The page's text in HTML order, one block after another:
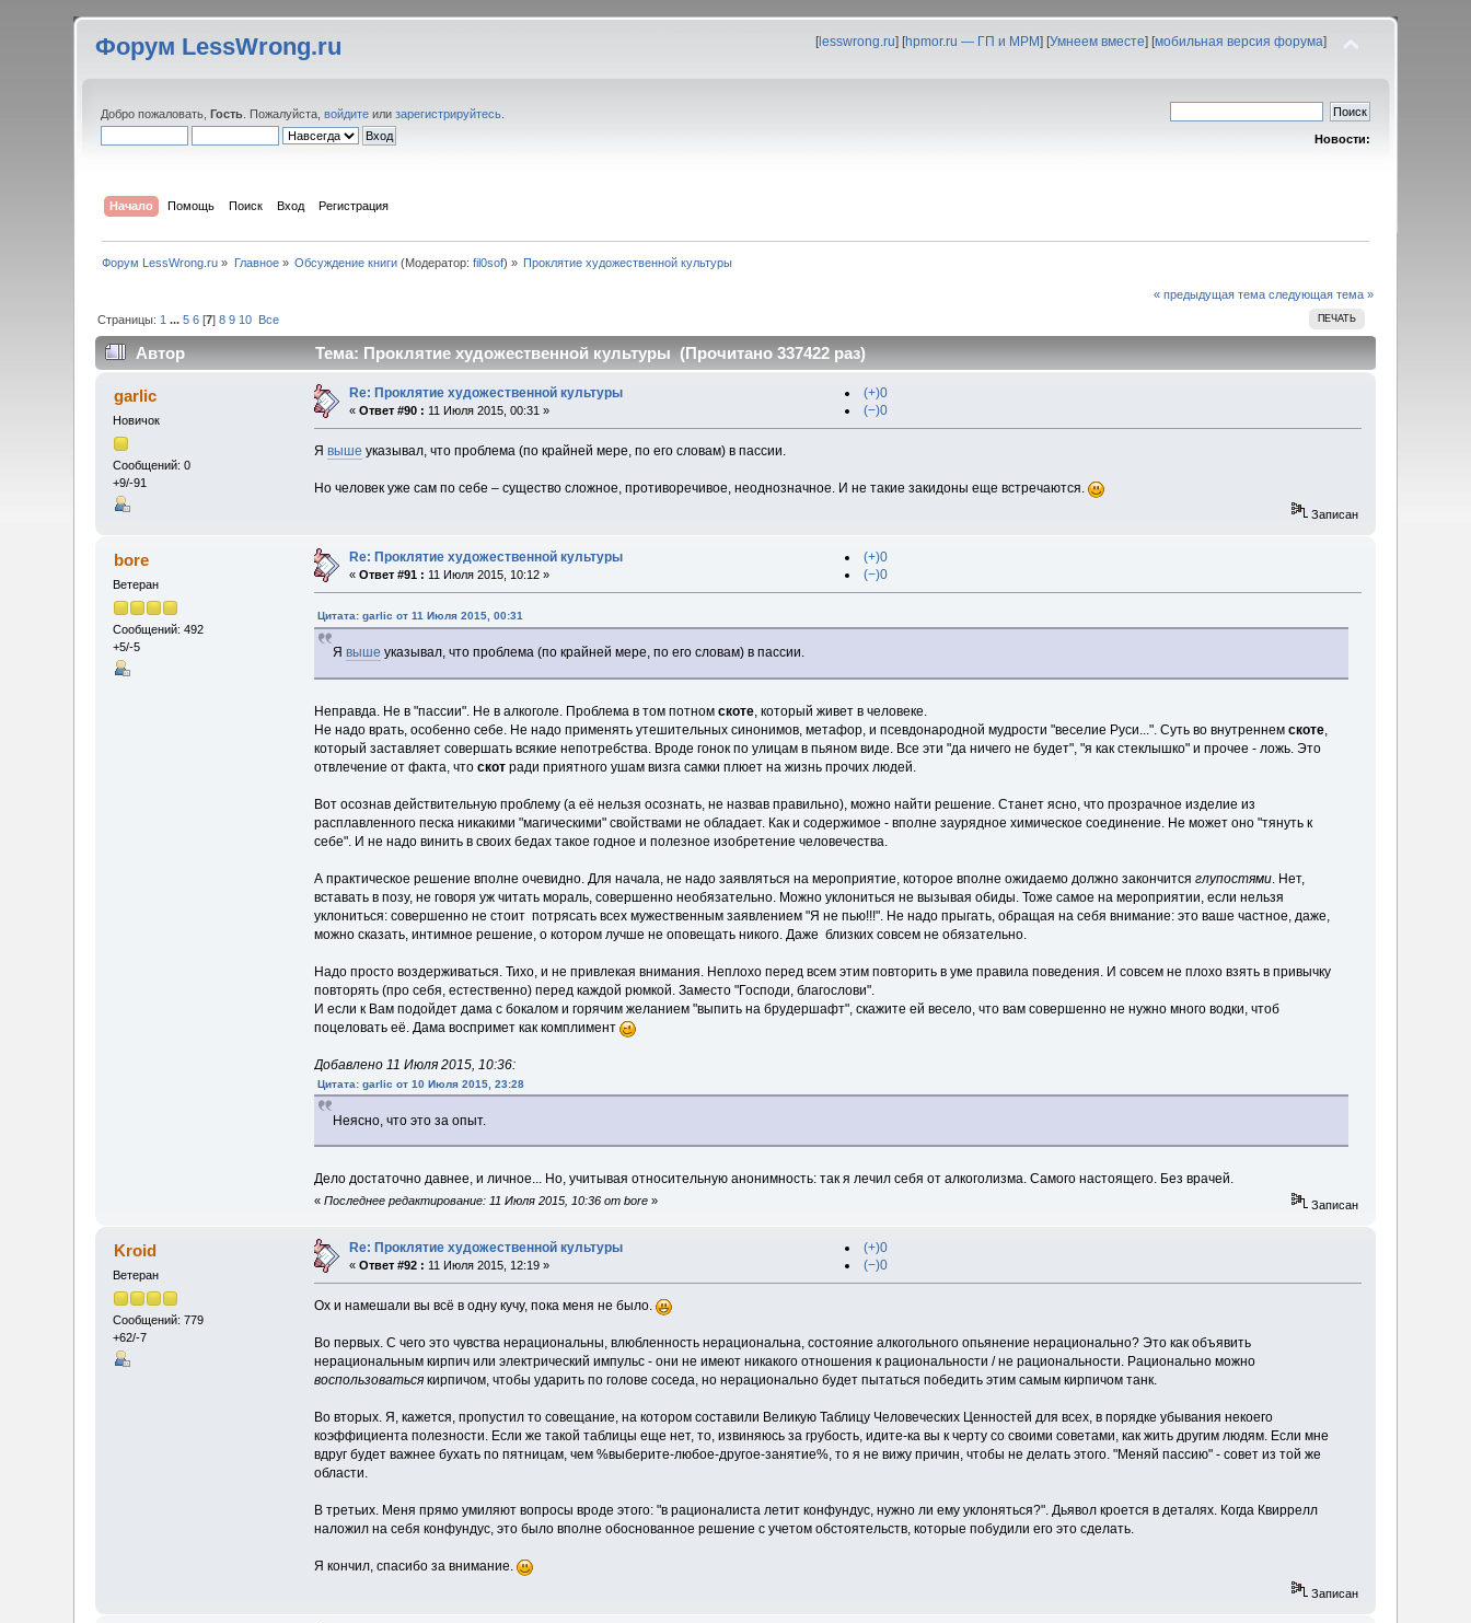
Форум LessWrong.ru [lesswrong.ru] [hpmor.ru — ГП и МРМ] [Умнеем вместе] [мобильная версия форума]
Добро пожаловать,Гость . Пожалуйста,войдите илизарегистрируйтесь
Новости:
Начало Помощь Поиск Вход Регистрация
Форум LessWrong.ru » Главное» Обсуждение книги (Модератор:fil0sof) » Проклятие художественной культуры
« предыдущая тема следующая тема »
ПЕЧАТЬ
Страницы: 1 ...5 6 [7]8 9 10 Все
Автор Тема: Проклятие художественной культуры (Прочитано 337422 раз)
garlic
Новичок
Сообщений: 0
+9/-91
Re: Проклятие художественной культуры
«Ответ #90 : 11 Июля 2015, 00:31 »
(+)0
(−)0
Я выше указывал, что проблема (по крайней мере, по его словам) в пассии.
Но человек уже сам по себе – существо сложное, противоречивое, неоднозначное. И не такие закидоны еще встречаются.
Записан
bore
Ветеран
Сообщений: 492
+5/-5
Re: Проклятие художественной культуры
«Ответ #91 : 11 Июля 2015, 10:12 »
(+)0
(−)0
Цитата: garlic от 11 Июля 2015, 00:31
Явыше указывал, что проблема (по крайней мере, по его словам) в пассии.
Неправда. Не в "пассии". Не в алкоголе. Проблема в том потном скоте, который живет в человеке.
Не надо врать, особенно себе. Не надо применять утешительных синонимов, метафор, и псевдонародной мудрости "веселие Руси...". Суть во внутреннем скоте,
который заставляет совершать всякие непотребства. Вроде гонок по улицам в пьяном виде. Все эти "да ничего не будет", "я как стеклышко" и прочее - ложь. Это
отвлечение от факта, что скотради приятного ушам визга самки плюет на жизнь прочих людей.
Вот осознав действительную проблему (а её нельзя осознать, не назвав правильно), можно найти решение. Станет ясно, что прозрачное изделие из
расплавленного песка никакими "магическими" свойствами не обладает. Как и содержимое - вполне заурядное химическое соединение. Не может оно "тянуть к
себе". И не надо винить в своих бедах такое годное и полезное изобретение человечества.
А практическое решение вполне очевидно. Для начала, не надо заявляться на мероприятие, которое вполне ожидаемо должно закончится глупостями. Нет,
вставать в позу, не говоря уж читать мораль, совершенно необязательно. Можно уклониться не вызывая обиды. Тоже самое на мероприятии, если нельзя
уклониться: совершенно не стоит потрясать всех мужественным заявлением "Я не пью!!!". Не надо прыгать, обращая на себя внимание: это ваше частное, даже,
можно сказать, интимное решение, о котором лучше не оповещать никого. Даже близких совсем не обязательно.
Надо просто воздерживаться. Тихо, и не привлекая внимания. Неплохо перед всем этим повторить в уме правила поведения. И совсем не плохо взять в привычку
повторять (про себя, естественно) перед каждой рюмкой. Заместо "Господи, благослови".
И если к Вам подойдет дама с бокалом и горячим желанием "выпить на брудершафт", скажите ей весело, что вам совершенно не нужно много водки, чтоб
поцеловать её. Дама воспримет как комплимент
Добавлено 11 Июля 2015, 10:36:
Цитата: garlic от 10 Июля 2015, 23:28
Неясно, что это за опыт.
Дело достаточно давнее, и личное... Но, учитывая относительную анонимность: так я лечил себя от алкоголизма. Самого настоящего. Без врачей.
« Последнее редактирование: 11 Июля 2015, 10:36 от bore» Записан
Kroid
Ветеран
Сообщений: 779
+62/-7
Re: Проклятие художественной культуры
«Ответ #92 : 11 Июля 2015, 12:19 »
(+)0
(−)0
Ох и намешали вы всё в одну кучу, пока меня не было.
Во первых. С чего это чувства нерациональны, влюбленность нерациональна, состояние алкогольного опьянение нерационально? Это как объявить
нерациональным кирпич или электрический импульс - они не имеют никакого отношения к рациональности / не рациональности. Рационально можно
воспользоватьсякирпичом, чтобы ударить по голове соседа, но нерационально будет пытаться победить этим самым кирпичом танк.
Во вторых. Я, кажется, пропустил то совещание, на котором составили Великую Таблицу Человеческих Ценностей для всех, в порядке убывания некоего
коэффициента полезности. Если же такой таблицы еще нет, то, извиняюсь за грубость, идите-ка вы к черту со своими советами, как жить другим людям. Если мне
вдруг будет важнее бухать по пятницам, чем %выберите-любое-другое-занятие%, то я не вижу причин, чтобы не делать этого. "Меняй пассию" - совет из той же
области.
В третьих. Меня прямо умиляют вопросы вроде этого: "в рационалиста летит конфундус, нужно ли ему уклоняться?". Дьявол кроется в деталях. Когда Квиррелл
наложил на себя конфундус, это было вполне обоснованное решение с учетом обстоятельств, которые побудили его это сделать.
Я кончил, спасибо за внимание.
Записан